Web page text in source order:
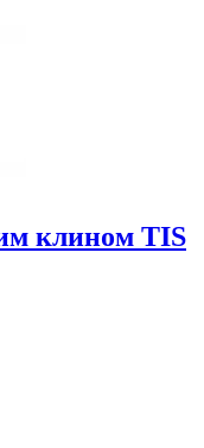
клином TIS